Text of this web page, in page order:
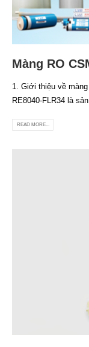
Màng RO
1. Giới thiệu về
RE8040-FLR34 là
READ MORE...